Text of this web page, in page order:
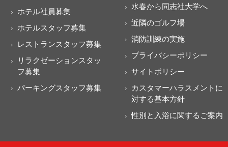
ホテル社員募集
ホテルスタッフ募集
レストランスタッフ募集
リラクゼーションスタッ
フ募集
パーキングスタッフ募集
水春から同志社大学へ
近隣のゴルフ場
消防訓練の実施
プライバシーポリシー
サイトポリシー
カスタマーハラスメントに
対する基本方針
性別と入浴に関するご案内